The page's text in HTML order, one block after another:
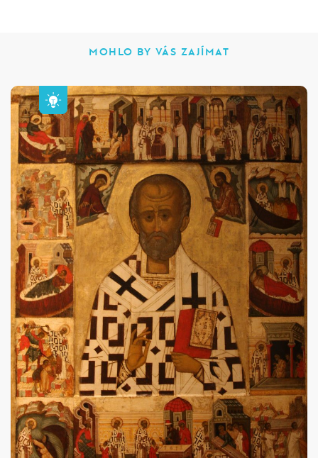
MOHLO BY VÁS ZAJÍMAT